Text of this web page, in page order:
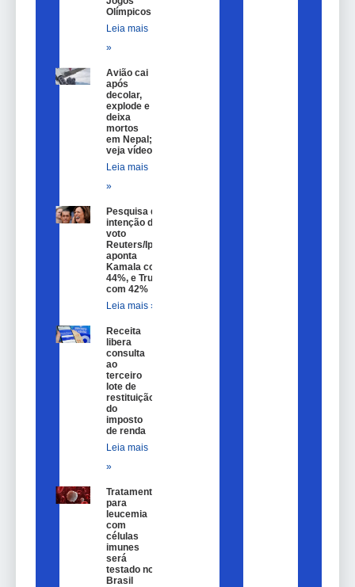
Olímpicos
Leia mais
»
Avião cai
após
decolar,
explode e
deixa
mortos
em Nepal;
veja vídeo
Leia mais
»
Pesquisa de
intenção de
voto
Reuters/Ipsos
aponta
Kamala com
44%, e Trump
com 42%
Leia mais »
Receita
libera
consulta
ao
terceiro
lote de
restituição
do
imposto
de renda
Leia mais
»
Tratamento
para
leucemia
com
células
imunes
será
testado no
Brasil